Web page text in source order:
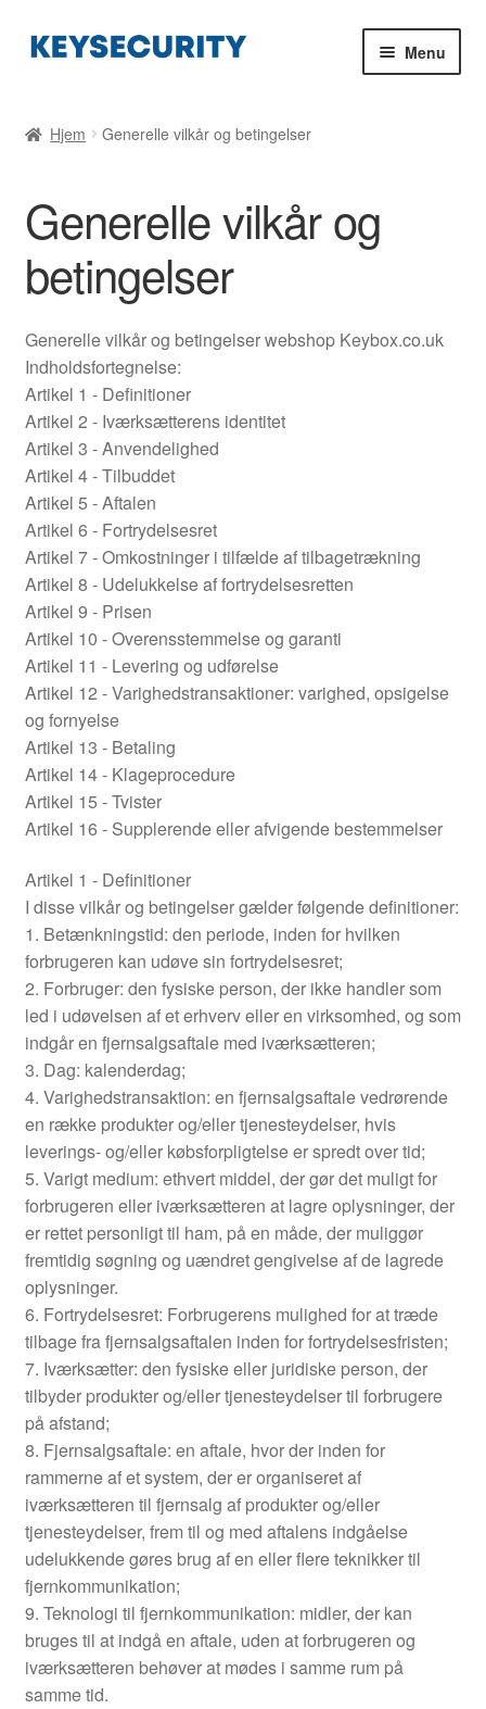
Spring
Spring
Menu
Blog
Montering og installation af dit pengeskab
Kontakt
Hjem Generelle vilkår og betingelser
Generelle vilkår og
betingelser
Generelle vilkår og betingelser webshop Keybox.co.uk
Indholdsfortegnelse:
Artikel 1 - Definitioner
Artikel 2 - Iværksætterens identitet
Artikel 3 - Anvendelighed
Artikel 4 - Tilbuddet
Artikel 5 - Aftalen
Artikel 6 - Fortrydelsesret
Artikel 7 - Omkostninger i tilfælde af tilbagetrækning
Artikel 8 - Udelukkelse af fortrydelsesretten
Artikel 9 - Prisen
Artikel 10 - Overensstemmelse og garanti
Artikel 11 - Levering og udførelse
Artikel 12 - Varighedstransaktioner: varighed, opsigelse
og fornyelse
Artikel 13 - Betaling
Artikel 14 - Klageprocedure
Artikel 15 - Tvister
Artikel 16 - Supplerende eller afvigende bestemmelser
Artikel 1 - Definitioner
I disse vilkår og betingelser gælder følgende definitioner:
1. Betænkningstid: den periode, inden for hvilken
forbrugeren kan udøve sin fortrydelsesret;
2. Forbruger: den fysiske person, der ikke handler som
led i udøvelsen af et erhverv eller en virksomhed, og som
indgår en fjernsalgsaftale med iværksætteren;
3. Dag: kalenderdag;
4. Varighedstransaktion: en fjernsalgsaftale vedrørende
en række produkter og/eller tjenesteydelser, hvis
leverings- og/eller købsforpligtelse er spredt over tid;
5. Varigt medium: ethvert middel, der gør det muligt for
forbrugeren eller iværksætteren at lagre oplysninger, der
er rettet personligt til ham, på en måde, der muliggør
fremtidig søgning og uændret gengivelse af de lagrede
oplysninger.
6. Fortrydelsesret: Forbrugerens mulighed for at træde
tilbage fra fjernsalgsaftalen inden for fortrydelsesfristen;
7. Iværksætter: den fysiske eller juridiske person, der
tilbyder produkter og/eller tjenesteydelser til forbrugere
på afstand;
8. Fjernsalgsaftale: en aftale, hvor der inden for
rammerne af et system, der er organiseret af
iværksætteren til fjernsalg af produkter og/eller
tjenesteydelser, frem til og med aftalens indgåelse
udelukkende gøres brug af en eller flere teknikker til
fjernkommunikation;
9. Teknologi til fjernkommunikation: midler, der kan
bruges til at indgå en aftale, uden at forbrugeren og
iværksætteren behøver at mødes i samme rum på
samme tid.